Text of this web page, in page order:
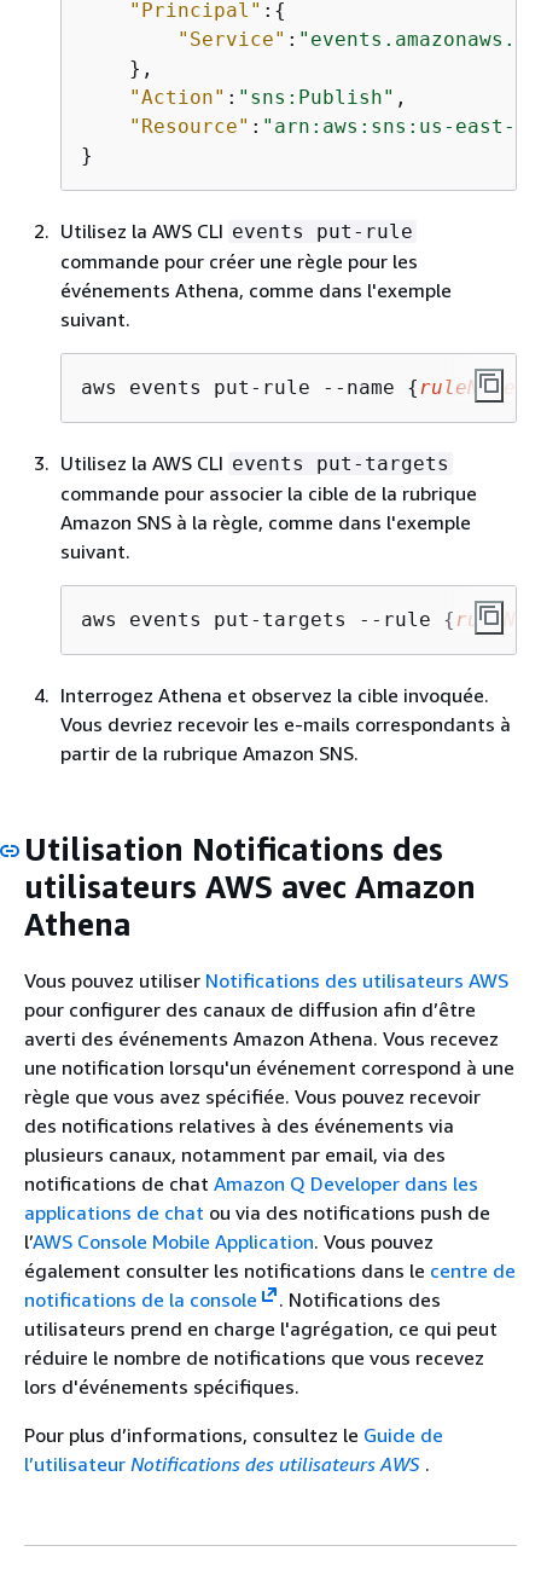
"Principal" : {
"Service" :
    },
"Action" : "sns:Publish" ,
"Resource" : "arn:aws:sns:us-east-
}
Utilisez la AWS CLI events put-rule
commande pour créer une règle pour les
événements Athena, comme dans l'exemple
suivant.
aws events put-rule --name { ruleName
Utilisez la AWS CLI events put-targets
commande pour associer la cible de la rubrique
Amazon SNS à la règle, comme dans l'exemple
suivant.
aws events put-targets --rule {
Interrogez Athena et observez la cible invoquée.
Vous devriez recevoir les e-mails correspondants à
partir de la rubrique Amazon SNS.
Utilisation Notifications des
utilisateurs AWS avec Amazon
Athena
Vous pouvez utiliser Notifications des utilisateurs AWS
pour configurer des canaux de diffusion afin d’être
averti des événements Amazon Athena. Vous recevez
une notification lorsqu'un événement correspond à une
règle que vous avez spécifiée. Vous pouvez recevoir
des notifications relatives à des événements via
plusieurs canaux, notamment par email, via des
notifications de chat Amazon Q Developer dans les
applications de chat ou via des notifications push de
l’AWS Console Mobile Application. Vous pouvez
également consulter les notifications dans le centre de
notifications de la console
. Notifications des
utilisateurs prend en charge l'agrégation, ce qui peut
réduire le nombre de notifications que vous recevez
lors d'événements spécifiques.
Pour plus d’informations, consultez le Guide de
l’utilisateur Notifications des utilisateurs AWS .